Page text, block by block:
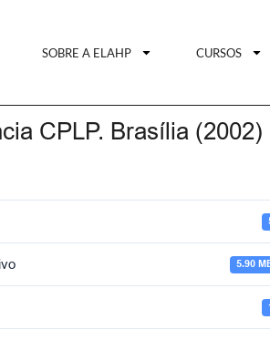
SOBRE A ELAHP CURSOS
CPLP. Brasília (2002)
5.90